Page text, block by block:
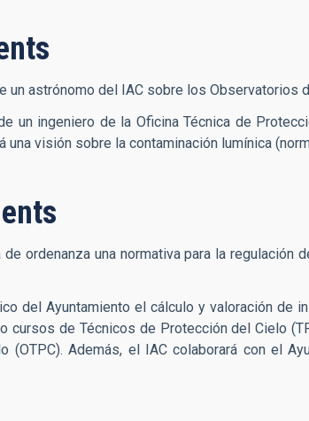
un astrónomo del IAC sobre los Observatorios
un ingeniero de la Oficina Técnica de
una visión sobre la contaminación lumínica
ordenanza una normativa para la regulación
del Ayuntamiento el cálculo y valoración de
cursos de Técnicos de Protección del Cielo
(OTPC). Además, el IAC colaborará con el